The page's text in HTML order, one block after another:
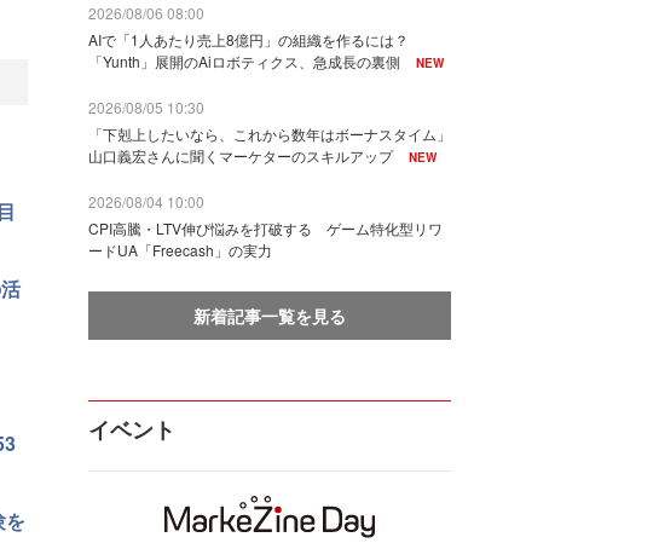
を
2026/08/06 08:00
AIで「1人あたり売上8億円」の組織を作るには？
「Yunth」展開のAiロボティクス、急成長の裏側
NEW
2026/08/05 10:30
「下剋上したいなら、これから数年はボーナスタイム」
山口義宏さんに聞くマーケターのスキルアップ
NEW
2026/08/04 10:00
CPI高騰・LTV伸び悩みを打破する ゲーム特化型リワ
ードUA「Freecash」の実力
新着記事一覧を見る
イベント